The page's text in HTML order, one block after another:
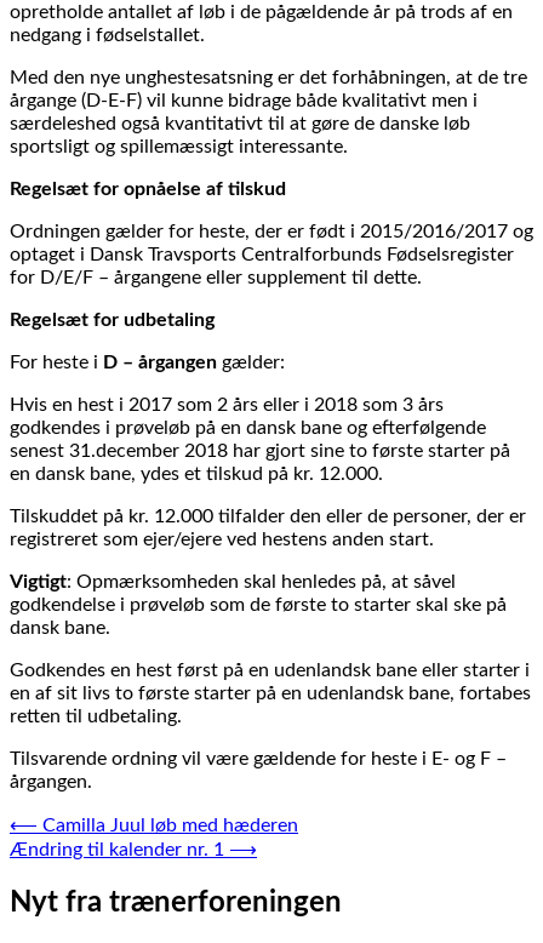
opretholde antallet af løb i de pågældende år på trods af en
nedgang i fødselstallet.
Med den nye unghestesatsning er det forhåbningen, at de tre
årgange (D-E-F) vil kunne bidrage både kvalitativt men i
særdeleshed også kvantitativt til at gøre de danske løb
sportsligt og spillemæssigt interessante.
Regelsæt for opnåelse af tilskud
Ordningen gælder for heste, der er født i 2015/2016/2017 og
optaget i Dansk Travsports Centralforbunds Fødselsregister
for D/E/F – årgangene eller supplement til dette.
Regelsæt for udbetaling
For heste i D – årgangen gælder:
Hvis en hest i 2017 som 2 års eller i 2018 som 3 års
godkendes i prøveløb på en dansk bane og efterfølgende
senest 31.december 2018 har gjort sine to første starter på
en dansk bane, ydes et tilskud på kr. 12.000.
Tilskuddet på kr. 12.000 tilfalder den eller de personer, der er
registreret som ejer/ejere ved hestens anden start.
Vigtigt: Opmærksomheden skal henledes på, at såvel
godkendelse i prøveløb som de første to starter skal ske på
dansk bane.
Godkendes en hest først på en udenlandsk bane eller starter i
en af sit livs to første starter på en udenlandsk bane, fortabes
retten til udbetaling.
Tilsvarende ordning vil være gældende for heste i E- og F –
årgangen.
Indlægsnavigation
⟵ Camilla Juul løb med hæderen
Ændring til kalender nr. 1 ⟶
Nyt fra trænerforeningen